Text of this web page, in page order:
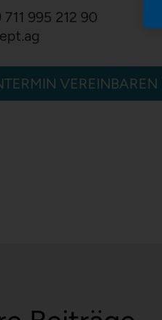
711 995 212 90
VEREINBAREN